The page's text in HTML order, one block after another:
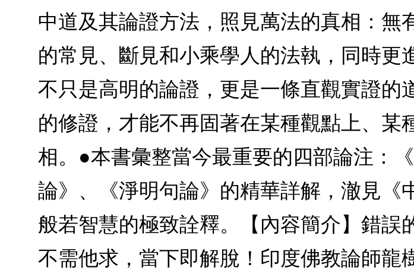
中道及其論證方法，照見萬法的真相：無
的常見、斷見和小乘學人的法執，同時
不只是高明的論證，更是一條直觀實證的
的修證，才能不再固著在某種觀點上、某
相。●本書彙整當今最重要的四部論注：
論》、《淨明句論》的精華詳解，澈見《
般若智慧的極致詮釋。【內容簡介】錯誤
不需他求，當下即解脫！印度佛教論師龍